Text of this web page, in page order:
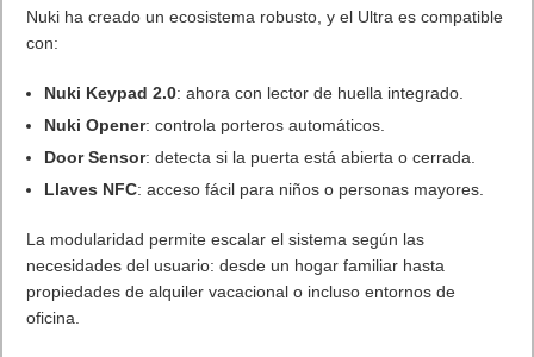
Nuki ha creado un ecosistema robusto, y el Ultra es compatible
con:
Nuki Keypad 2.0: ahora con lector de huella integrado.
Nuki Opener: controla porteros automáticos.
Door Sensor: detecta si la puerta está abierta o cerrada.
Llaves NFC: acceso fácil para niños o personas mayores.
La modularidad permite escalar el sistema según las
necesidades del usuario: desde un hogar familiar hasta
propiedades de alquiler vacacional o incluso entornos de
oficina.